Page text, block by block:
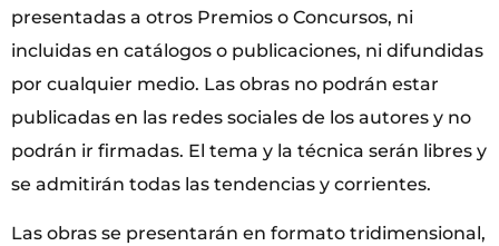
presentadas a otros Premios o Concursos, ni
incluidas en catálogos o publicaciones, ni difundidas
por cualquier medio. Las obras no podrán estar
publicadas en las redes sociales de los autores y no
podrán ir firmadas. El tema y la técnica serán libres y
se admitirán todas las tendencias y corrientes.
Las obras se presentarán en formato tridimensional,